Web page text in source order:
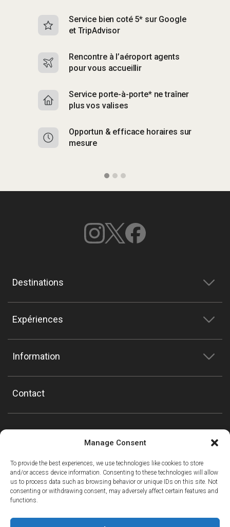
Manage Consent
To provide the best experiences, we use technologies like cookies to store
and/or access device information. Consenting to these technologies will allow
us to process data such as browsing behavior or unique IDs on this site. Not
consenting or withdrawing consent, may adversely affect certain features and
functions.
Service bien coté 5* sur Google
et TripAdvisor
Rencontre à l’aéroport agents
pour vous accueillir
Service porte-à-porte* ne traîner
plus vos valises
Opportun & efficace horaires sur
mesure
Destinations
Expériences
Information
Contact